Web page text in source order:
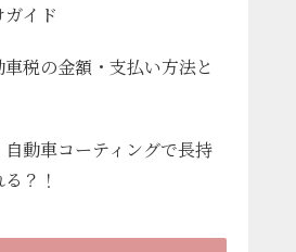
イド
税の金額・支払い方法と
動車コーティングで長持
？！